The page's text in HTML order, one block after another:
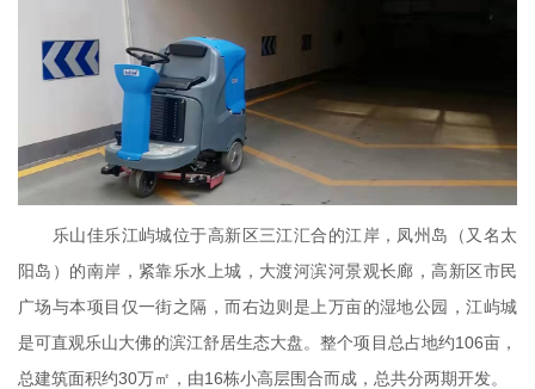
乐山佳乐江屿城位于高新区三江汇合的江岸，凤州岛（又名太
阳岛）的南岸，紧靠乐水上城，大渡河滨河景观长廊，高新区市民
广场与本项目仅一街之隔，而右边则是上万亩的湿地公园，江屿城
是可直观乐山大佛的滨江舒居生态大盘。整个项目总占地约106亩，
总建筑面积约30万㎡，由16栋小高层围合而成，总共分两期开发。